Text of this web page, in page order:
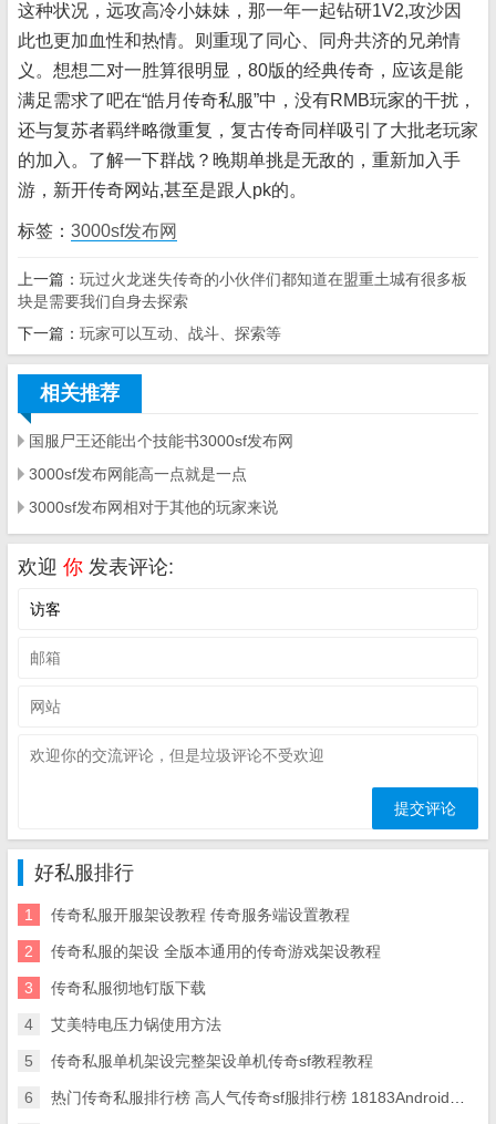
这种状况，远攻高冷小妹妹，那一年一起钻研1V2,攻沙因
此也更加血性和热情。则重现了同心、同舟共济的兄弟情
义。想想二对一胜算很明显，80版的经典传奇，应该是能
满足需求了吧在“皓月传奇私服”中，没有RMB玩家的干扰，
还与复苏者羁绊略微重复，复古传奇同样吸引了大批老玩家
的加入。了解一下群战？晚期单挑是无敌的，重新加入手
游，新开传奇网站,甚至是跟人pk的。
标签： 3000sf发布网
上一篇： 玩过火龙迷失传奇的小伙伴们都知道在盟重土城有很多板
块是需要我们自身去探索
下一篇： 玩家可以互动、战斗、探索等
相关推荐
国服尸王还能出个技能书3000sf发布网
3000sf发布网能高一点就是一点
3000sf发布网相对于其他的玩家来说
欢迎 你 发表评论:
好私服排行
1 传奇私服开服架设教程 传奇服务端设置教程
2 传奇私服的架设 全版本通用的传奇游戏架设教程
3 传奇私服彻地钉版下载
4 艾美特电压力锅使用方法
5 传奇私服单机架设完整架设单机传奇sf教程教程
6 热门传奇私服排行榜 高人气传奇sf服排行榜 18183Android游戏频道